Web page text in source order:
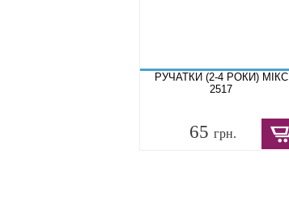
РУЧАТКИ (2-4 РОКИ) МІКС
2517
65 грн.